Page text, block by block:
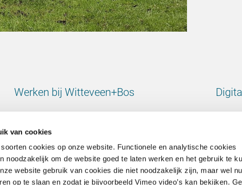
van cookies
cookies op onze website. Functionele en analytische cookies
noodzakelijk om de website goed te laten werken en het gebruik te
website gebruik van cookies die niet noodzakelijk zijn, maar wel
op te slaan en zodat je bijvoorbeeld Vimeo video’s kan bekijken.
Werken bij Witteveen+Bos
Contact